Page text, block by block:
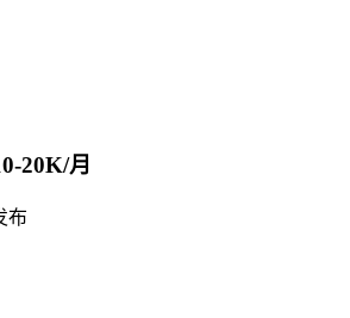
20K/月
布